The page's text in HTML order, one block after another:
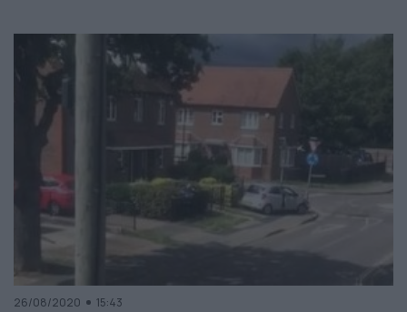
στιγμή ένας οδηγός με μια BMW M3 F80 θέλει να δώσει τη
δική του παράσταση. Αλλά φαίνεται πως το […]
26/08/2020 15:43